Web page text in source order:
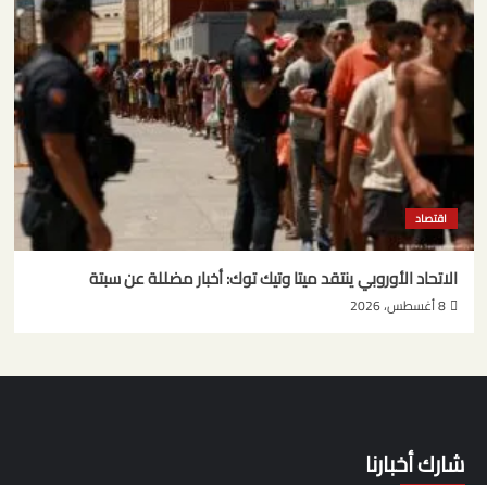
اقتصاد
الاتحاد الأوروبي ينتقد ميتا وتيك توك: أخبار مضللة عن سبتة
8 أغسطس، 2026
شارك أخبارنا